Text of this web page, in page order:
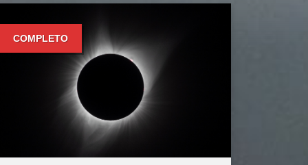
COMPLETO